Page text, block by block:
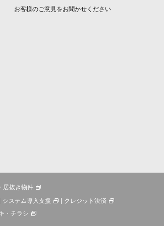
お客様のご意見をお聞かせください
居抜き物件
システム導入支援
クレジット決済
・チラシ